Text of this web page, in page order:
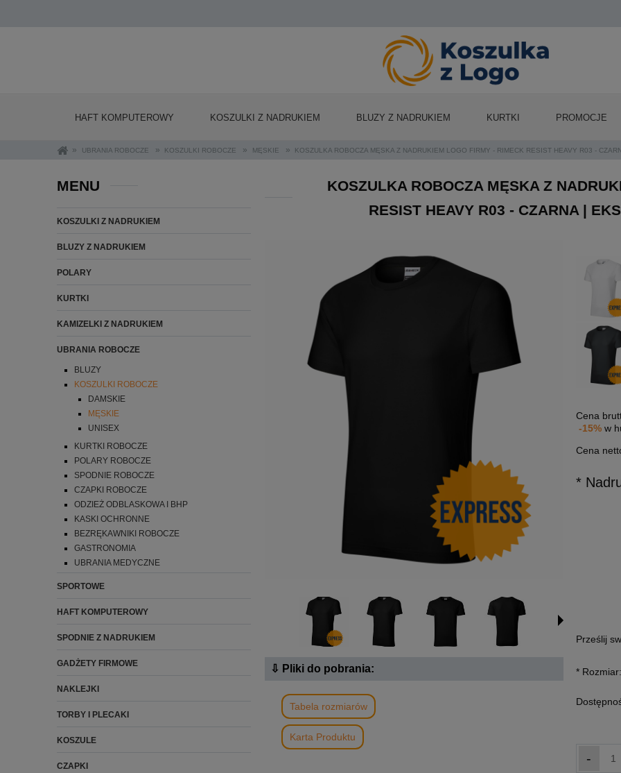
HAFT KOMPUTEROWY KOSZULKI Z NADRUKIEM BLUZY Z NADRUKIEM KURTKI PROMOCJE
» UBRANIA ROBOCZE » KOSZULKI ROBOCZE » MĘSKIE » KOSZULKA ROBOCZA MĘSKA Z NADRUKIEM LOGO FIRMY - RIMECK RESIST HEAVY R03 -
MENU
KOSZULKI Z NADRUKIEM
BLUZY Z NADRUKIEM
POLARY
KURTKI
KAMIZELKI Z NADRUKIEM
UBRANIA ROBOCZE
BLUZY
KOSZULKI ROBOCZE
DAMSKIE
MĘSKIE
UNISEX
KURTKI ROBOCZE
POLARY ROBOCZE
SPODNIE ROBOCZE
CZAPKI ROBOCZE
ODZIEŻ ODBLASKOWA I BHP
KASKI OCHRONNE
BEZRĘKAWNIKI ROBOCZE
GASTRONOMIA
UBRANIA MEDYCZNE
SPORTOWE
HAFT KOMPUTEROWY
SPODNIE Z NADRUKIEM
GADŻETY FIRMOWE
NAKLEJKI
TORBY I PLECAKI
KOSZULE
CZAPKI
KOSZULKA ROBOCZA MĘSKA Z
RESIST HEAVY R03 - CZARNA |
⇩ Pliki do pobrania:
Tabela rozmiarów
Karta Produktu
Cena
-15%w
Cena
*
Prześlij
* Rozmiar:
-